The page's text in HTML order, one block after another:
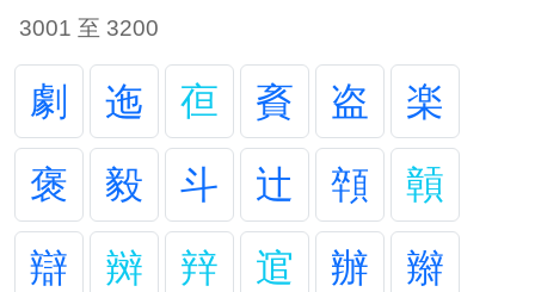
3001 至 3200
劇 迤 亱 賌 盗
楽
褒
毅 斗 辻 顇
贑
辯
辬 辡 逭 辦
辮